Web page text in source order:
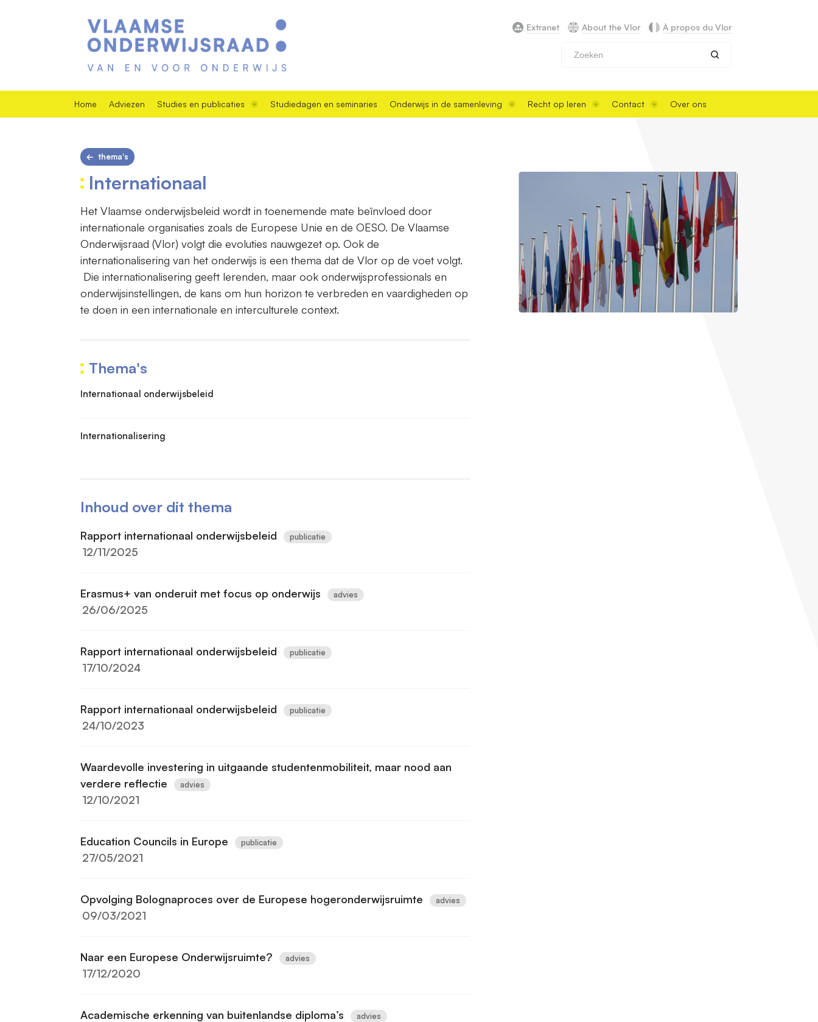
Extranet About the Vlor À propos du Vlor
Home Adviezen Studies en publicaties Studiedagen en seminaries Onderwijs in de samenleving Recht op leren Contact Over ons
thema's
Internationaal
Het Vlaamse onderwijsbeleid wordt in toenemende mate beïnvloed door
internationale organisaties zoals de Europese Unie en de OESO. De Vlaamse
Onderwijsraad (Vlor) volgt die evoluties nauwgezet op. Ook de
internationalisering van het onderwijs is een thema dat de Vlor op de voet volgt.
Die internationalisering geeft lerenden, maar ook onderwijsprofessionals en
onderwijsinstellingen, de kans om hun horizon te verbreden en vaardigheden op
te doen in een internationale en interculturele context.
Thema's
Internationaal onderwijsbeleid
Internationalisering
Inhoud over dit thema
Rapport internationaal onderwijsbeleid publicatie
12/11/2025
Erasmus+ van onderuit met focus op onderwijs advies
26/06/2025
Rapport internationaal onderwijsbeleid publicatie
17/10/2024
Rapport internationaal onderwijsbeleid publicatie
24/10/2023
Waardevolle investering in uitgaande studentenmobiliteit, maar nood aan
verdere reflectie
advies
12/10/2021
Education Councils in Europe publicatie
27/05/2021
Opvolging Bolognaproces over de Europese hogeronderwijsruimte advies
09/03/2021
Naar een Europese Onderwijsruimte? advies
17/12/2020
Academische erkenning van buitenlandse diploma’s advies